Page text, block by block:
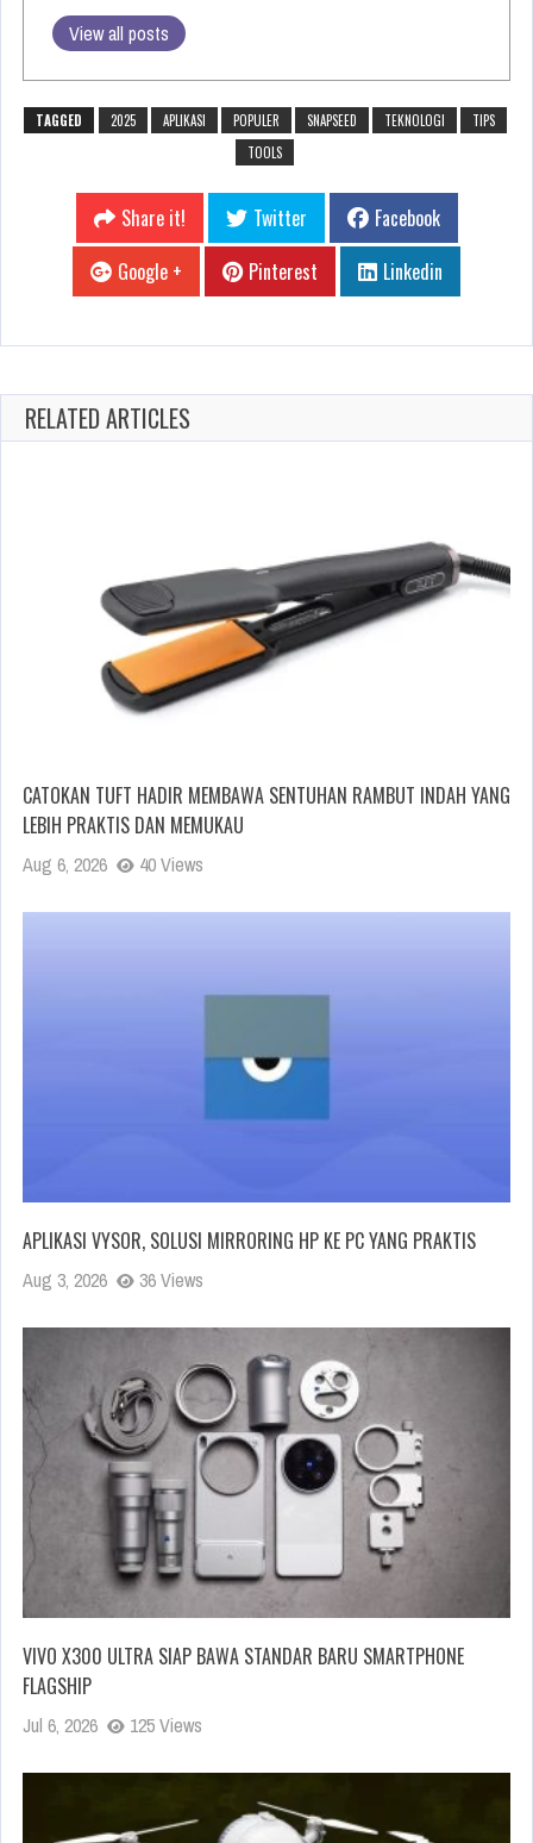
View all posts
TAGGED 2025 APLIKASI POPULER SNAPSEED TEKNOLOGI
TIPS
TOOLS
Share it! Twitter
Facebook
Google +
Pinterest Linkedin
RELATED ARTICLES
CATOKAN TUFT HADIR MEMBAWA SENTUHAN RAMBUT INDAH YANG
LEBIH PRAKTIS DAN MEMUKAU
Aug 6, 2026 40 Views
APLIKASI VYSOR, SOLUSI MIRRORING HP KE PC YANG PRAKTIS
Aug 3, 2026 36 Views
VIVO X300 ULTRA SIAP BAWA STANDAR BARU SMARTPHONE
FLAGSHIP
Jul 6, 2026 125 Views